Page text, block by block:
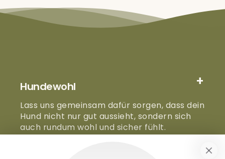
Hundewohl
Lass uns gemeinsam dafür sorgen, dass dein
Hund nicht nur gut aussieht, sondern sich
auch rundum wohl und sicher fühlt.